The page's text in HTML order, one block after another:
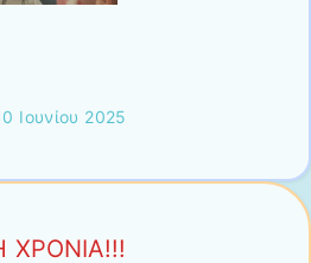
Ιουνίου 2025
ΧΡΟΝΙΑ!!!